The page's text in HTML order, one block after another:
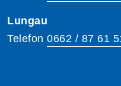
Lungau
Telefon 0662 / 87 61